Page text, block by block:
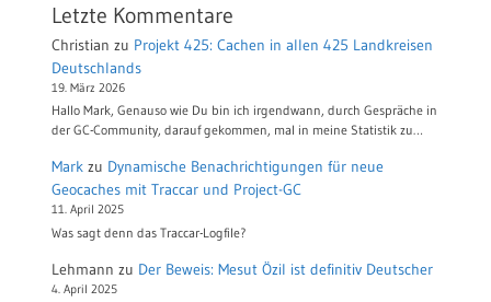
Letzte Kommentare
Christian zu Projekt 425: Cachen in allen 425 Landkreisen
Deutschlands
19. März 2026
Hallo Mark, Genauso wie Du bin ich irgendwann, durch Gespräche in
der GC-Community, darauf gekommen, mal in meine Statistik zu…
Mark zu Dynamische Benachrichtigungen für neue
Geocaches mit Traccar und Project-GC
11. April 2025
Was sagt denn das Traccar-Logfile?
Lehmann zu Der Beweis: Mesut Özil ist definitiv Deutscher
4. April 2025